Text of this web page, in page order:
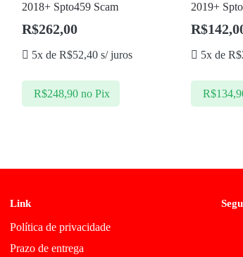
2018+ Spto459 Scam
R$262,00
5x de R$52,40s/ juros
R$248,90 no Pix
2019+
R$
5x de R$
R$
Link
Política de privacidade
Prazo de entrega